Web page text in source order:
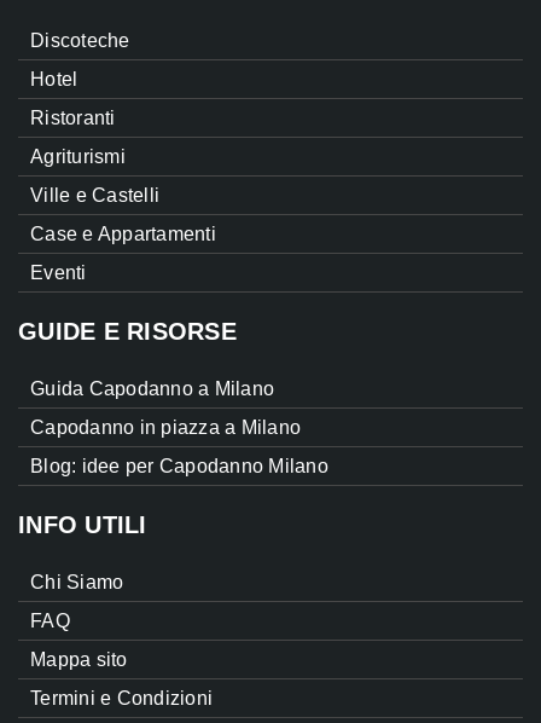
Discoteche
Hotel
Ristoranti
Agriturismi
Ville e Castelli
Case e Appartamenti
Eventi
GUIDE E RISORSE
Guida Capodanno a Milano
Capodanno in piazza a Milano
Blog: idee per Capodanno Milano
INFO UTILI
Chi Siamo
FAQ
Mappa sito
Termini e Condizioni